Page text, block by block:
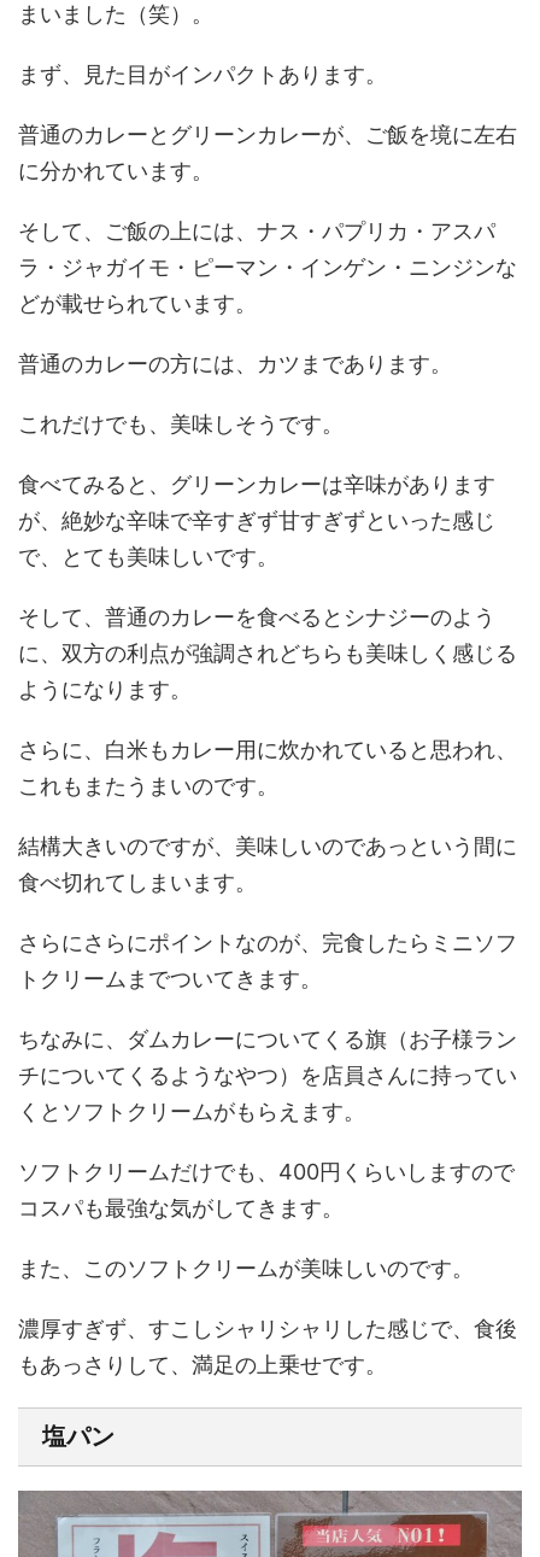
まいました（笑）。
まず、見た目がインパクトあります。
普通のカレーとグリーンカレーが、ご飯を境に左右
に分かれています。
そして、ご飯の上には、ナス・パプリカ・アスパ
ラ・ジャガイモ・ピーマン・インゲン・ニンジンな
どが載せられています。
普通のカレーの方には、カツまであります。
これだけでも、美味しそうです。
食べてみると、グリーンカレーは辛味があります
が、絶妙な辛味で辛すぎず甘すぎずといった感じ
で、とても美味しいです。
そして、普通のカレーを食べるとシナジーのよう
に、双方の利点が強調されどちらも美味しく感じる
ようになります。
さらに、白米もカレー用に炊かれていると思われ、
これもまたうまいのです。
結構大きいのですが、美味しいのであっという間に
食べ切れてしまいます。
さらにさらにポイントなのが、完食したらミニソフ
トクリームまでついてきます。
ちなみに、ダムカレーについてくる旗（お子様ラン
チについてくるようなやつ）を店員さんに持ってい
くとソフトクリームがもらえます。
ソフトクリームだけでも、400円くらいしますので
コスパも最強な気がしてきます。
また、このソフトクリームが美味しいのです。
濃厚すぎず、すこしシャリシャリした感じで、食後
もあっさりして、満足の上乗せです。
塩パン